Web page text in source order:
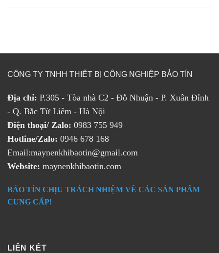
CÔNG TY TNHH THIẾT BỊ CÔNG NGHIỆP BẢO TÍN
Địa chỉ: P.305 - Tòa nhà C2 - Đỗ Nhuận - P. Xuân Đỉnh
- Q. Bắc Từ Liêm - Hà Nội
Điện thoại/ Zalo: 0983 755 949
Hotline/Zalo: 0946 678 168
Email:maynenkhibaotin@gmail.com
Website: maynenkhibaotin.com
BẢO TÍN CHỊU TRÁCH NHIỆM VỀ CÁC SẢN PHẨM
CUNG CẤP!
LIÊN KẾT